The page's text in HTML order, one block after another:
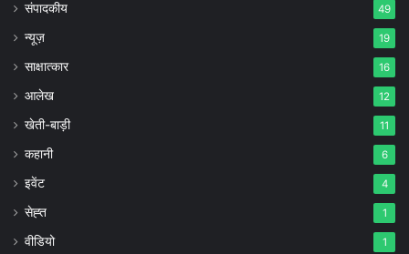
संपादकीय 49
न्यूज़ 19
साक्षात्कार 16
आलेख 12
खेती-बाड़ी 11
कहानी 6
इवेंट 4
सेह्त 1
वीडियो 1